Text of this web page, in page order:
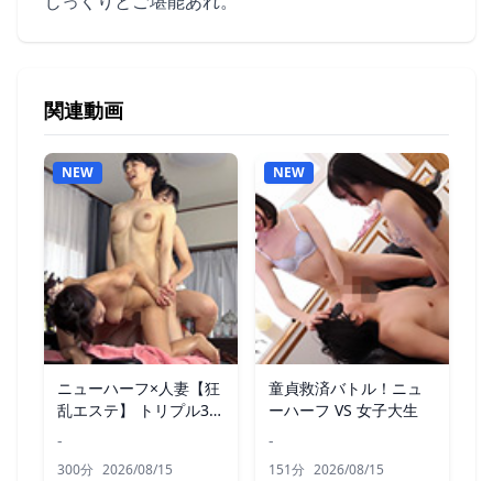
関連動画
NEW
ニューハーフ×人妻【狂
乱エステ】 トリプル3P
-
300分 2026/08/15
NEW
童貞救済バトル！ニュ
ーハーフ VS 女子大生
-
151分 2026/08/15